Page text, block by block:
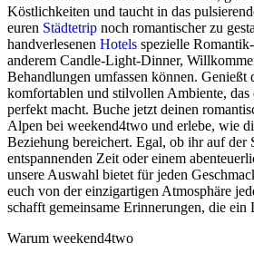
Köstlichkeiten und taucht in das
euren Städtetrip noch romantischer zu
handverlesenen Hotels spezielle
anderem Candle-Light-Dinner,
Behandlungen umfassen können.
komfortablen und stilvollen Ambiente, das
perfekt macht. Buche jetzt deinen
Alpen bei weekend4two und erlebe, wie
Beziehung bereichert. Egal, ob ihr auf der
entspannenden Zeit oder einem
unsere Auswahl bietet für jeden
euch von der einzigartigen Atmosphäre
schafft gemeinsame Erinnerungen, die ein
Warum weekend4two